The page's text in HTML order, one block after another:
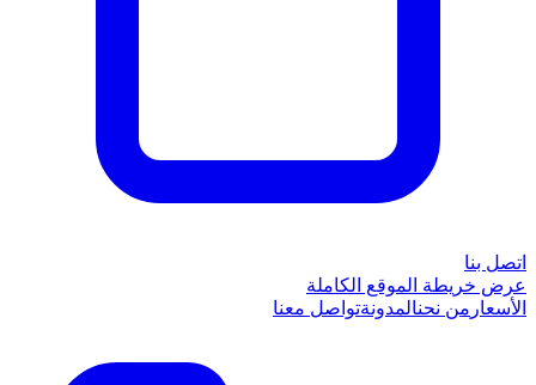
اتصل بنا
عرض خريطة الموقع الكاملة
الأسعار من نحنالمدونةتواصل معنا